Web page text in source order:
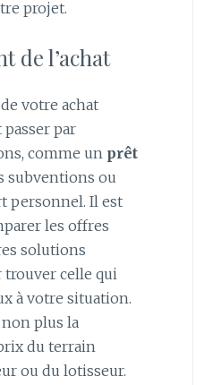
projet.
de l’achat
votre achat
par
comme un prêt
subventions ou
personnel. Il est
les offres
solutions
celle qui
à votre situation.
plus la
du terrain
ou du lotisseur.